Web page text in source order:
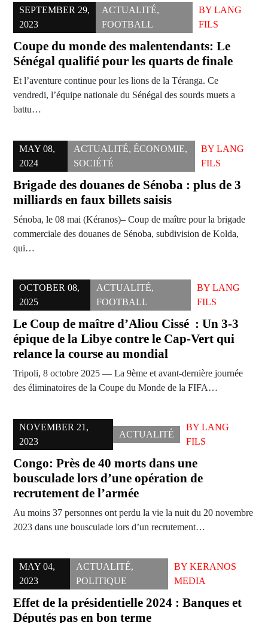
SEPTEMBER 29,
2023
ACTUALITÉ,
FOOTBALL
BYLANG
FILS
Coupe du monde des malentendants: Le
Sénégal qualifié pour les quarts de finale
Et l’aventure continue pour les lions de la Téranga. Ce
vendredi, l’équipe nationale du Sénégal des sourds muets a
battu…
MAY 08,
2024
ACTUALITÉ, ÉCONOMIE,
SOCIÉTÉ
BY LANG
FILS
Brigade des douanes de Sénoba : plus de 3
milliards en faux billets saisis
Sénoba, le 08 mai (Kéranos)– Coup de maître pour la brigade
commerciale des douanes de Sénoba, subdivision de Kolda,
qui…
OCTOBER 08,
2025
ACTUALITÉ,
FOOTBALL
BYLANG
FILS
Le Coup de maître d’Aliou Cissé : Un 3-3
épique de la Libye contre le Cap-Vert qui
relance la course au mondial
Tripoli, 8 octobre 2025 — La 9ème et avant-dernière journée
des éliminatoires de la Coupe du Monde de la FIFA…
NOVEMBER 21,
2023
ACTUALITÉ
BY LANG
FILS
Congo: Près de 40 morts dans une
bousculade lors d’une opération de
recrutement de l’armée
Au moins 37 personnes ont perdu la vie la nuit du 20 novembre
2023 dans une bousculade lors d’un recrutement…
MAY 04,
2023
ACTUALITÉ,
POLITIQUE
BY KERANOS
MEDIA
Effet de la présidentielle 2024 : Banques et
Députés pas en bon terme